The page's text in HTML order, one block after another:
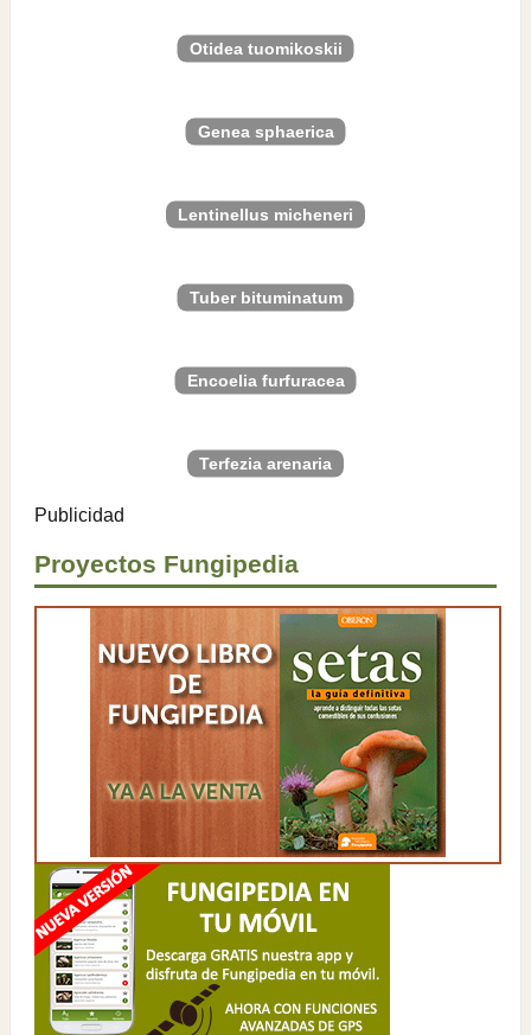
Otidea tuomikoskii
Genea sphaerica
Lentinellus micheneri
Tuber bituminatum
Encoelia furfuracea
Terfezia arenaria
Publicidad
Proyectos Fungipedia